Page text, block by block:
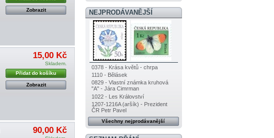
Zobrazit
15,00 Kč
Skladem.
Přidat do košíku
Zobrazit
90,00 Kč
NEJPRODÁVANĚJŠÍ
0378 - Krása květů - chrpa
1110 - Bělásek
0829 - Vlastní známka kruhová
"A" - Jára Cimrman
1022 - Les Království
1207-1216A (aršík) - Prezident
ČR Petr Pavel
Všechny nejprodávanější